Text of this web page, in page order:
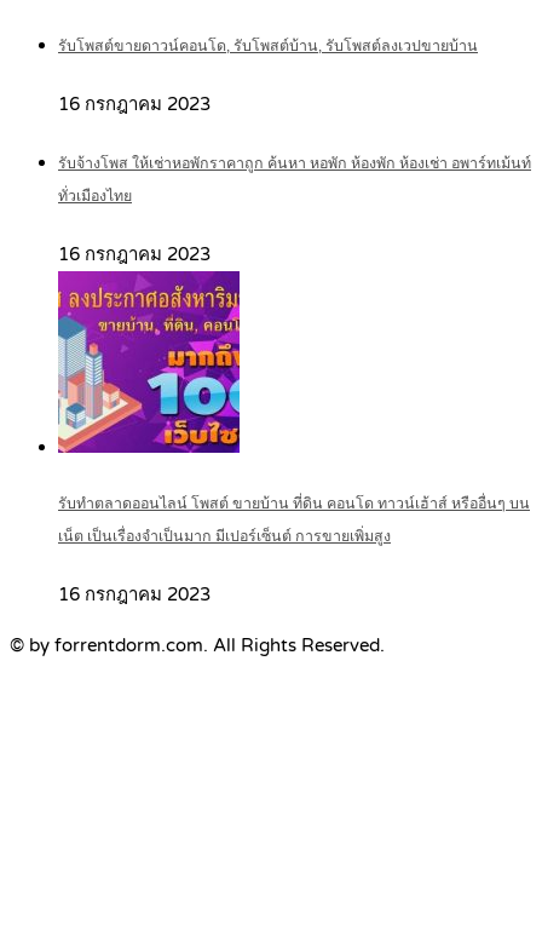
รับโพสต์ขายดาวน์คอนโด, รับโพสต์บ้าน, รับโพสต์ลงเวปขายบ้าน
16 กรกฎาคม 2023
รับจ้างโพส ให้เช่าหอพักราคาถูก ค้นหา หอพัก ห้องพัก ห้องเช่า อพาร์ทเม้นท์
ทั่วเมืองไทย
16 กรกฎาคม 2023
รับทำตลาดออนไลน์ โพสต์ ขายบ้าน ที่ดิน คอนโด ทาวน์เฮ้าส์ หรืออื่นๆ บน
เน็ต เป็นเรื่องจำเป็นมาก มีเปอร์เซ็นต์ การขายเพิ่มสูง
16 กรกฎาคม 2023
© by forrentdorm.com. All Rights Reserved.